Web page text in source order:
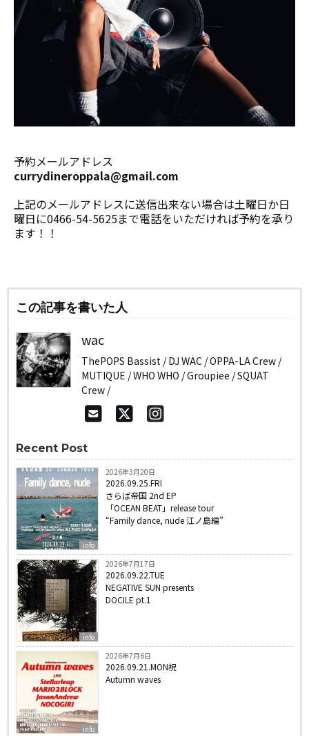
予約メールアドレス
currydineroppala@gmail.com
上記のメールアドレスに送信出来ない場合は土曜日か日
曜日に0466-54-5625まで電話をいただければ予約を承り
ます！！
この記事を書いた人
wac
ThePOPS Bassist / DJ WAC / OPPA-LA Crew /
MUTIQUE / WHO WHO / Groupiee / SQUAT
Crew /
Recent Post
info
2026年3月20日
2026.09.25.FRI
さらば帝国 2nd EP
「OCEAN BEAT」release tour
“Family dance, nude 江ノ島編”
info
2026年7月17日
2026.09.22.TUE
NEGATIVE SUN presents
DOCILE pt.1
info
2026年7月6日
2026.09.21.MON祝
Autumn waves